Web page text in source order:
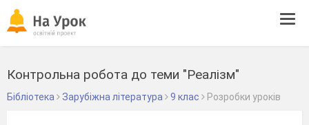
Контрольна робота до теми "Реалізм"
Бібліотека Зарубіжна література 9 клас Розробки уроків